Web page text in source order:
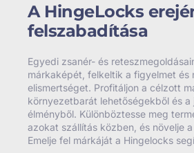
A HingeLocks
felszabadítása
Egyedi zsanér- és
márkaképét, felkeltik a figyelmet és
elismertséget. Profitáljon a célzott
környezetbarát lehetőségekből és a
élményből. Különböztesse meg
azokat szállítás közben, és növelje
Emelje fel márkáját a Hingelocks